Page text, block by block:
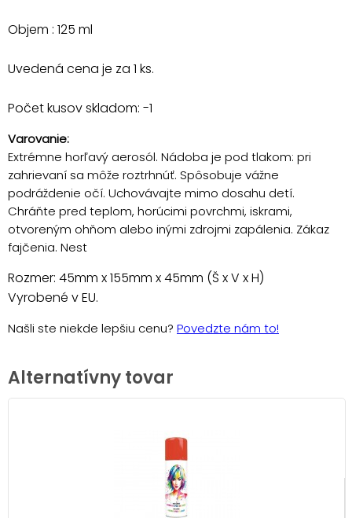
Objem : 125 ml
Uvedená cena je za 1 ks.
Počet kusov skladom: -1
Varovanie:
Extrémne horľavý aerosól. Nádoba je pod tlakom: pri
zahrievaní sa môže roztrhnúť. Spôsobuje vážne
podráždenie očí. Uchovávajte mimo dosahu detí.
Chráňte pred teplom, horúcimi povrchmi, iskrami,
otvoreným ohňom alebo inými zdrojmi zapálenia. Zákaz
fajčenia. Nest
Rozmer: 45mm x 155mm x 45mm (Š x V x H)
Vyrobené v EU.
Našli ste niekde lepšiu cenu? Povedzte nám to!
Alternatívny tovar